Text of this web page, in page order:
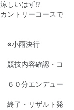
しいはず⁉
ントリーコースで
※小雨決行
容確認・コ
ンデュー
ザルト発